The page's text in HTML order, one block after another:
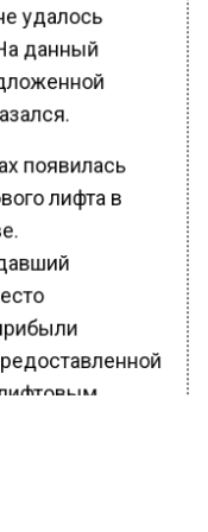
удалось
данный
появилась
лифта в